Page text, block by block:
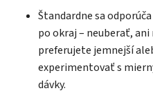
Štandardne sa
po okraj – neuberať, ani
preferujete jemnejší
experimentovať s
dávky.